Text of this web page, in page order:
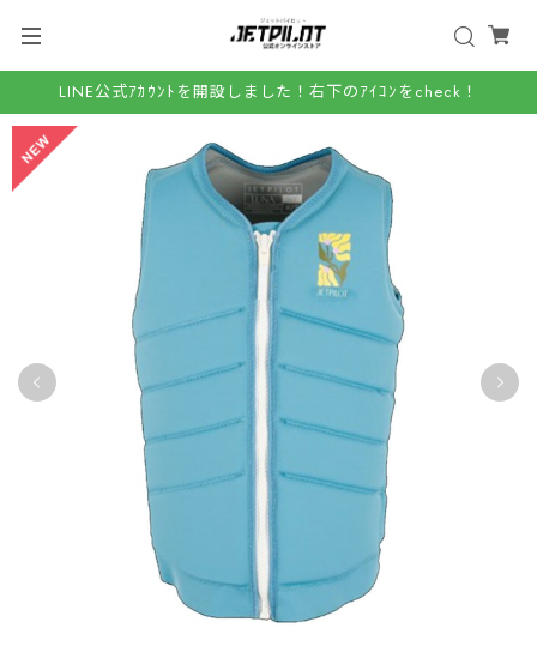
LINE公式ｱｶｳﾝﾄを開設しました！右下のｱｲｺﾝをcheck！